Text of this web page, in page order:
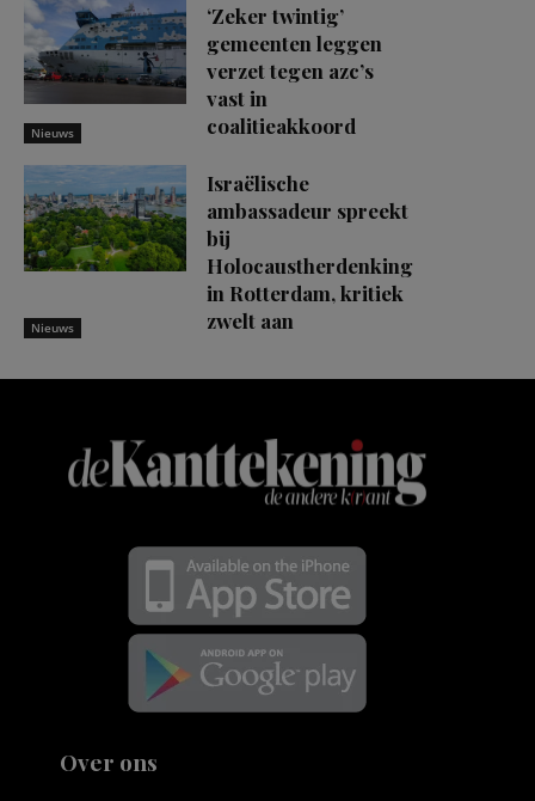
Nieuws
‘Zeker twintig’
gemeenten leggen
verzet tegen azc’s
vast in
coalitieakkoord
Nieuws
Israëlische
ambassadeur spreekt
bij
Holocaustherdenking
in Rotterdam, kritiek
zwelt aan
Over ons